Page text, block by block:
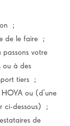
;
de le faire ;
votre
ou à des
tiers ;
ou (d’une
ci-dessous) ;
de